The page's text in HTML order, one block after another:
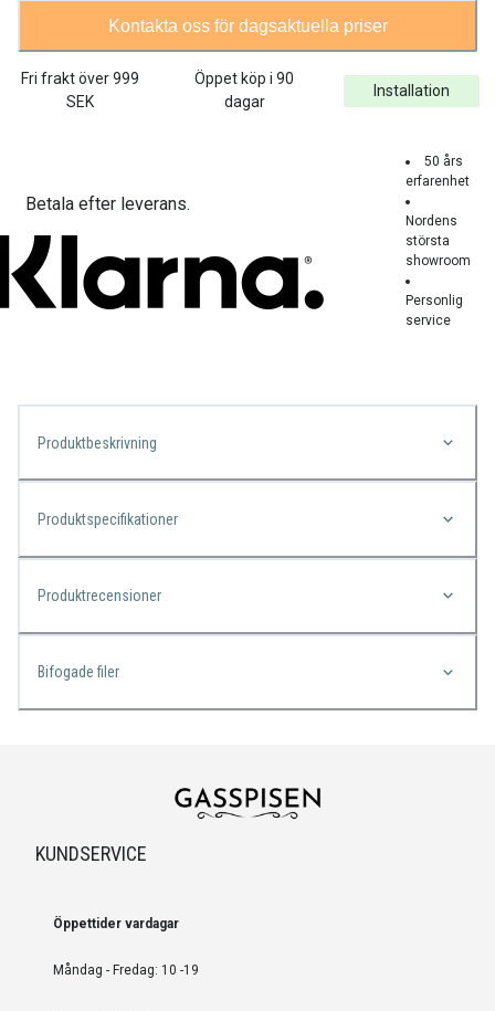
Kontakta oss för dagsaktuella priser
Fri frakt över999
SEK
Öppet köp i 90
dagar
Installation
Betala efter leverans.
50 års
erfarenhet
Nordens
största
showroom
Personlig
service
Produktbeskrivning
Produktspecifikationer
Produktrecensioner
Bifogade filer
KUNDSERVICE
Öppettider vardagar
Måndag - Fredag: 10 -19